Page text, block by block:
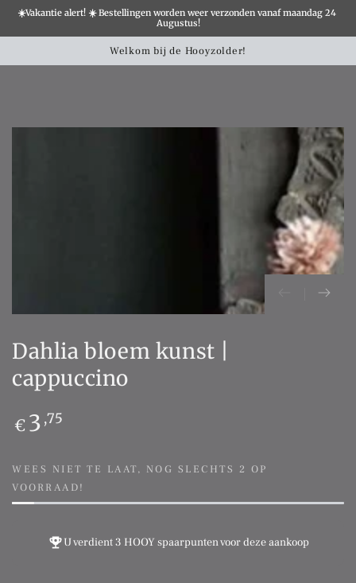
☀️Vakantie alert! ☀️ Bestellingen worden weer verzonden vanaf maandag 24
Augustus!
MISSING:Welkom bij de Hooyzolder!
Dahlia bloem kunst |
cappuccino
Normale
prijs
€ 3 ,75
WEES NIET TE LAAT, NOG SLECHTS 2 OP
VOORRAAD!
U verdient3 HOOY spaarpuntenvoor deze aankoop